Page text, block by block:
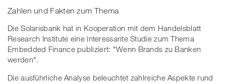
Zahlen und Fakten zum Thema
Die Solarisbank hat in Kooperation mit dem Handelsblatt
Research Institute eine interessante Studie zum Thema
Embedded Finance publiziert: "Wenn Brands zu Banken
werden".
Die ausführliche Analyse beleuchtet zahlreiche Aspekte rund